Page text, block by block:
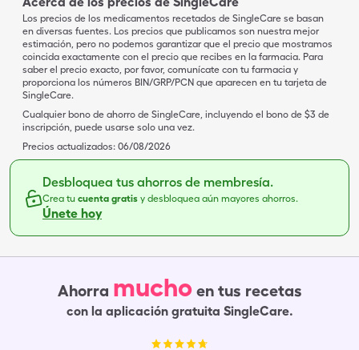
Los precios de los medicamentos recetados de SingleCare se basan
en diversas fuentes. Los precios que publicamos son nuestra mejor
estimación, pero no podemos garantizar que el precio que mostramos
coincida exactamente con el precio que recibes en la farmacia. Para
saber el precio exacto, por favor, comunícate con tu farmacia y
proporciona los números BIN/GRP/PCN que aparecen en tu tarjeta de
SingleCare.
Cualquier bono de ahorro de SingleCare, incluyendo el bono de $3 de
inscripción, puede usarse solo una vez.
Precios actualizados: 06/08/2026
Desbloquea tus ahorros de membresía.
Crea tu cuenta gratis y desbloquea aún mayores ahorros.
Únete hoy
Ahorra mucho en tus recetas
con la aplicación gratuita SingleCare.